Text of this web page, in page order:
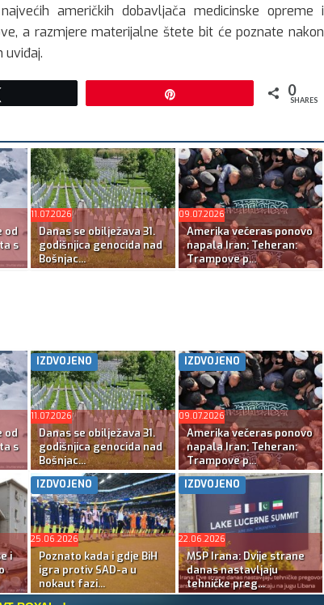
američkih dobavljača medicinske opreme i
a razmjere materijalne štete bit će poznate nakon
uviđaj.
0
SHARES
od
s
11.07.2026
Danas se obilježava 31.
godišnjica genocida nad
Bošnjac...
09.07.2026
Amerika večeras ponovo
napala Iran; Teheran:
Trampove p...
od
s
IZDVOJENO
11.07.2026
Danas se obilježava 31.
godišnjica genocida nad
Bošnjac...
IZDVOJENO
09.07.2026
Amerika večeras ponovo
napala Iran; Teheran:
Trampove p...
i
IZDVOJENO
25.06.2026
Poznato kada i gdje BiH
igra protiv SAD-a u
nokaut fazi...
IZDVOJENO
22.06.2026
MSP Irana: Dvije strane
danas nastavljaju
tehničke preg...